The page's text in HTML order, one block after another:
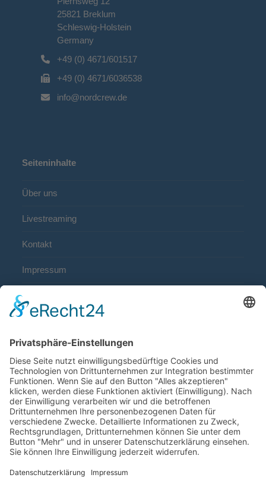
25821 Breklum
Schleswig-Holstein
Germany
+49 (0) 4671/601517
+49 (0) 4671/6036538
info@nordcrew.de
Seiteninhalte
Über uns
Livestreaming
Kontakt
Impressum
Datenschutz
Privatsphäre-Einstellungen
Cookie-Einstellungen
Mitglied bei: